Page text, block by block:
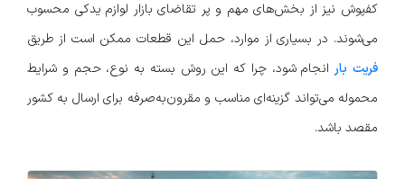
کفپوش نیز از بخش‌های مهم و پر تقاضای بازار لوازم یدکی محسوب
می‌شوند. در بسیاری از موارد، حمل این قطعات ممکن است از طریق
فریت بار انجام شود، چرا که این روش بسته به نوع، حجم و شرایط
محموله می‌تواند گزینه‌ای مناسب و مقرون‌به‌صرفه برای ارسال به کشور
مقصد باشد.